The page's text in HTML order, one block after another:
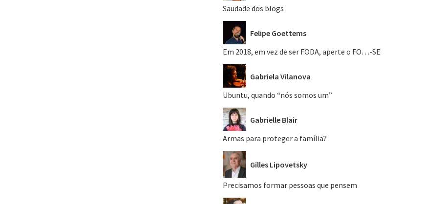
Saudade dos blogs
Felipe Goettems
Em 2018, em vez de ser FODA, aperte o FO…-SE
Gabriela Vilanova
Ubuntu, quando “nós somos um”
Gabrielle Blair
Armas para proteger a família?
Gilles Lipovetsky
Precisamos formar pessoas que pensem